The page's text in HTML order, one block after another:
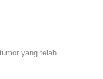
yang telah